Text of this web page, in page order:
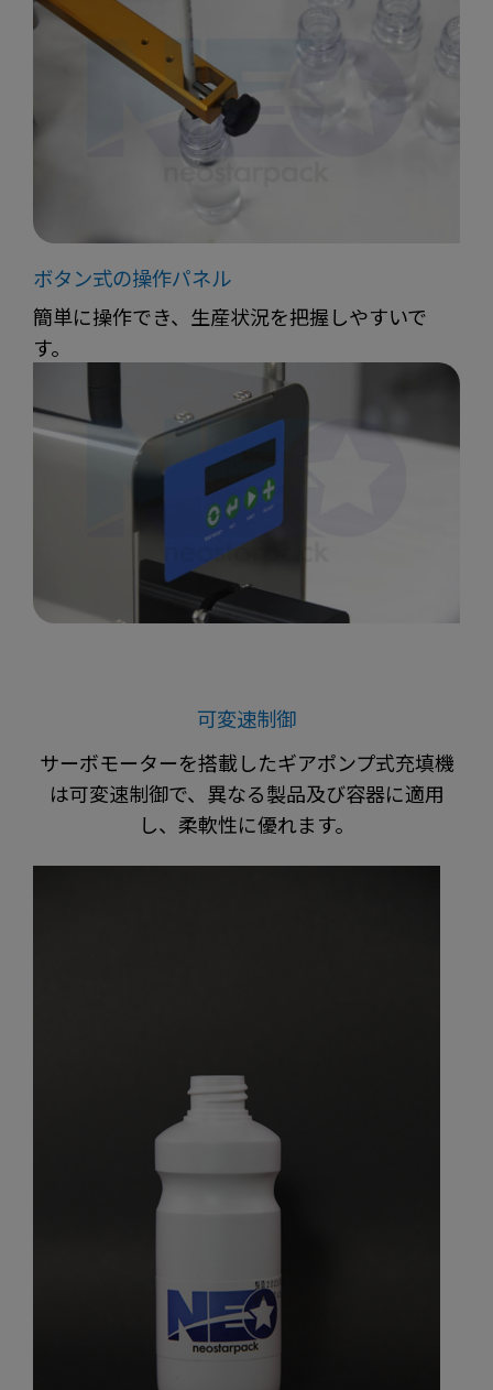
ボタン式の操作パネル
簡単に操作でき、生産状況を把握しやすいで
す。
可変速制御
サーボモーターを搭載したギアポンプ式充填機
は可変速制御で、異なる製品及び容器に適用
し、柔軟性に優れます。